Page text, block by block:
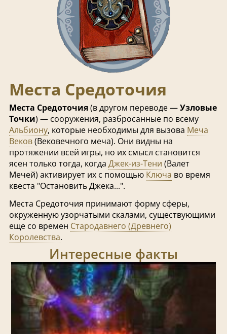
Места Средоточия
Места Средоточия(в другом переводе —Узловые
Точки) — сооружения, разбросанные по всему
Альбиону, которые необходимы для вызова Меча
Веков(Вековечного меча). Они видны на
протяжении всей игры, но их смысл становится
ясен только тогда, когда Джек-из-Тени (Валет
Мечей) активирует их с помощью Ключа во время
квеста "Остановить Джека...".
Места Средоточия принимают форму сферы,
окруженную узорчатыми скалами, существующими
еще со времен Стародавнего (Древнего)
Королевства.
Интересные факты